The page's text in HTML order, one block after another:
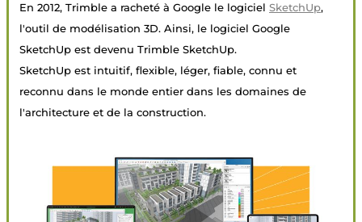
En 2012, Trimble a racheté à Google le logiciel SketchUp,
l'outil de modélisation 3D. Ainsi, le logiciel Google
SketchUp est devenu Trimble SketchUp.
SketchUp est intuitif, flexible, léger, fiable, connu et
reconnu dans le monde entier dans les domaines de
l'architecture et de la construction.